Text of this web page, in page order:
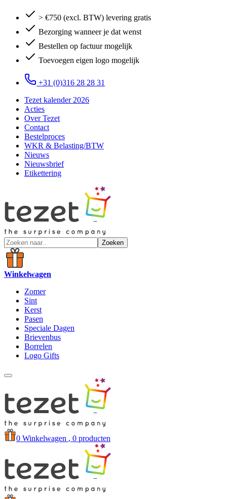
> €750 (excl. BTW) levering gratis
Bezorging wanneer je dat wenst
Bestellen op factuur mogelijk
Toevoegen eigen logo mogelijk
+31 (0)316 28 28 31
Tezet kalender 2026
Acties
Over Tezet
Contact
Bestelproces
WKR & Belasting/BTW
Nieuws
Nieuwsbrief
Etikettering
Zoeken
Winkelwagen
Zomer
Sint
Kerst
Pasen
Speciale Dagen
Brievenbus
Borrelen
Logo Gifts
0 Winkelwagen , 0 producten